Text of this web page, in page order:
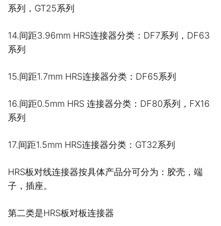
系列，GT25系列
14.间距3.96mm HRS连接器分类：DF7系列，DF63
系列
15.间距1.7mm HRS连接器分类：DF65系列
16.间距0.5mm HRS 连接器分类：DF80系列，FX16
系列
17.间距1.5mm HRS连接器分类：GT32系列
HRS板对线连接器按具体产品分可分为：胶壳，端
子，插座。
第二类是HRS板对板连接器